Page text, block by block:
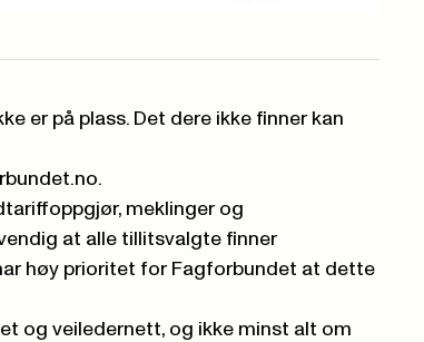
er på plass. Det dere ikke finner kan
meklinger og
at alle tillitsvalgte finner
høy prioritet for Fagforbundet at dette
og veiledernett, og ikke minst alt om